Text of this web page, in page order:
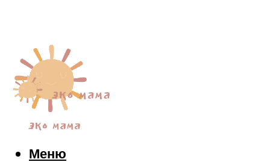
Меню